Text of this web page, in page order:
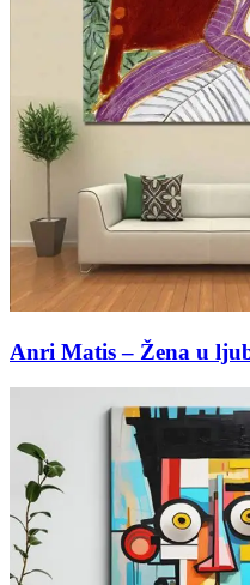
Anri Matis – Žena u